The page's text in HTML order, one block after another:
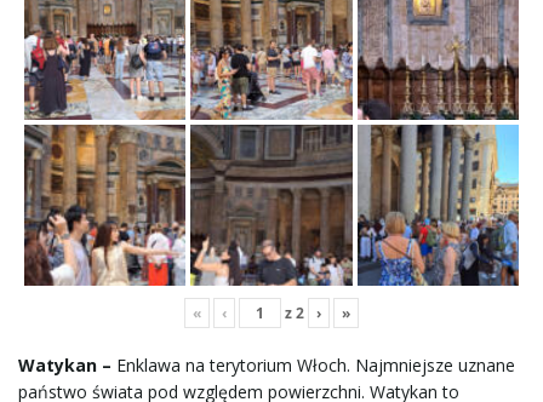
« ‹ z2 › »
Watykan – Enklawa na terytorium Włoch. Najmniejsze uznane
państwo świata pod względem powierzchni. Watykan to